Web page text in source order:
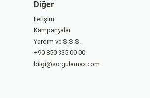
Diğer
İletişim
Kampanyalar
Yardım ve S.S.S.
+90 850 335 00 00
bilgi@sorgulamax.com